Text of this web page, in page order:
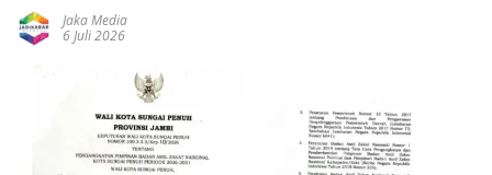
Jaka Media
6 Juli 2026